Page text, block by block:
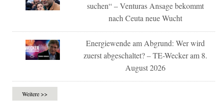
suchen“ – Venturas Ansage bekommt
nach Ceuta neue Wucht
Energiewende am Abgrund: Wer wird
zuerst abgeschaltet? – TE-Wecker am 8.
August 2026
Weitere >>